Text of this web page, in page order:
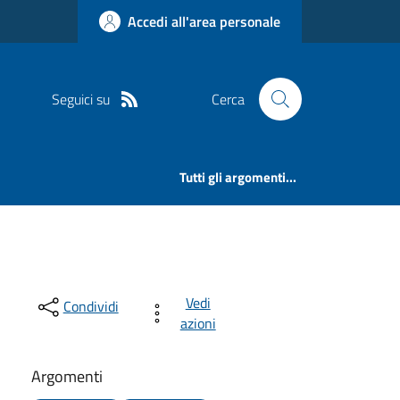
Accedi all'area personale
Seguici su Cerca
Tutti gli argomenti...
Condividi
Vedi
azioni
Argomenti